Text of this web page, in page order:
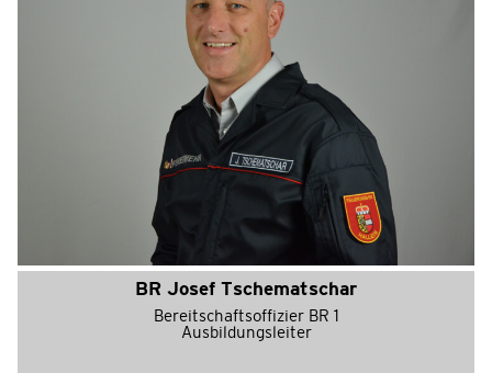
BR Josef Tschematschar
Bereitschaftsoffizier BR 1
Ausbildungsleiter